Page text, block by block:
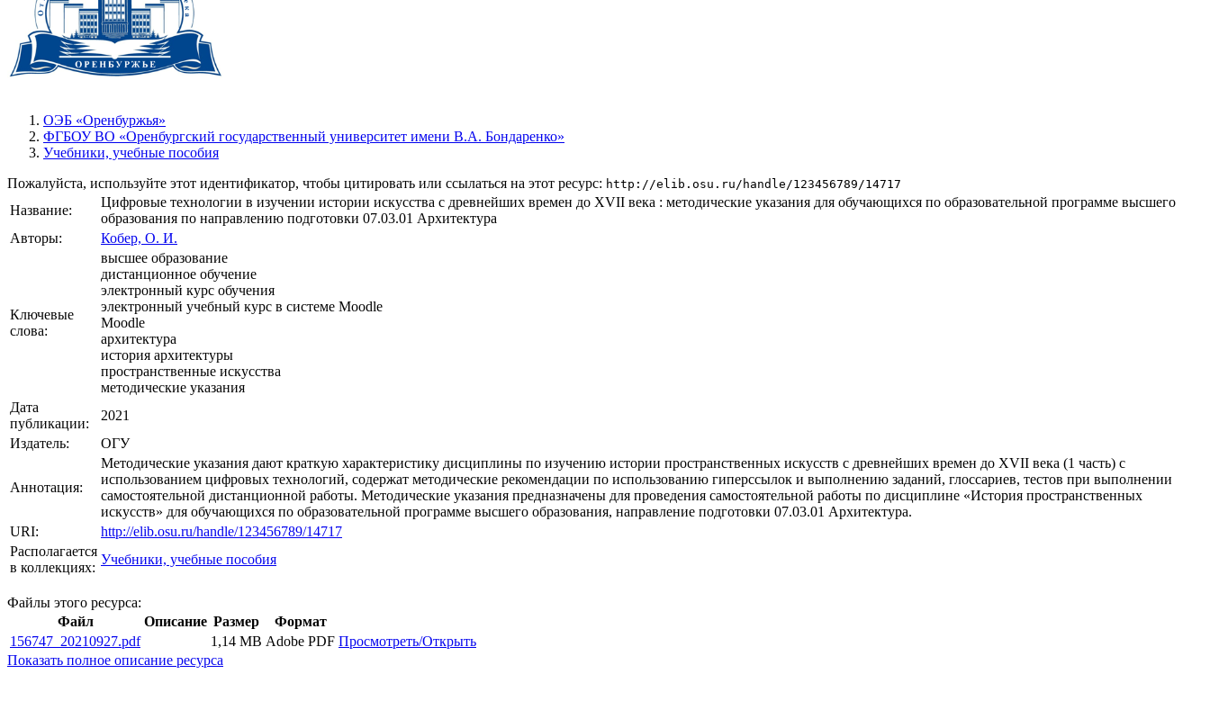
ОЭБ «Оренбуржья»
ФГБОУ ВО «Оренбургский государственный университет имени В.А. Бондаренко»
Учебники, учебные пособия
Пожалуйста, используйте этот идентификатор, чтобы цитировать или ссылаться на этот ресурс: http://elib.osu.ru/handle/123456789/14717
Название:
Цифровые технологии в изучении истории искусства с древнейших времен до XVII века : методические указания для обучающихся по образовательной программе высшего
образования по направлению подготовки 07.03.01 Архитектура
Авторы:
Кобер, О. И.
Ключевые
слова:
высшее образование
дистанционное обучение
электронный курс обучения
электронный учебный курс в системе Moodle
Moodle
архитектура
история архитектуры
пространственные искусства
методические указания
Дата
публикации:
2021
Издатель:
ОГУ
Аннотация:
Методические указания дают краткую характеристику дисциплины по изучению истории пространственных искусств с древнейших времен до XVII века (1 часть) с
использованием цифровых технологий, содержат методические рекомендации по использованию гиперссылок и выполнению заданий, глоссариев, тестов при выполнении
самостоятельной дистанционной работы. Методические указания предназначены для проведения самостоятельной работы по дисциплине «История пространственных
искусств» для обучающихся по образовательной программе высшего образования, направление подготовки 07.03.01 Архитектура.
URI:
http://elib.osu.ru/handle/123456789/14717
Располагается
в коллекциях:
Учебники, учебные пособия
Файлы этого ресурса:
Файл
Описание Размер
Формат
156747_20210927.pdf
1,14 MB Adobe PDF Просмотреть/Открыть
Показать полное описание ресурса